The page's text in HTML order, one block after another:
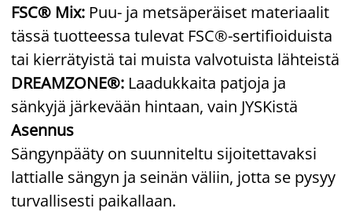
FSC® Mix: Puu- ja metsäperäiset materiaalit
tässä tuotteessa tulevat FSC®-sertifioiduista
tai kierrätyistä tai muista valvotuista lähteistä
DREAMZONE®: Laadukkaita patjoja ja
sänkyjä järkevään hintaan, vain JYSKistä
Asennus
Sängynpääty on suunniteltu sijoitettavaksi
lattialle sängyn ja seinän väliin, jotta se pysyy
turvallisesti paikallaan.